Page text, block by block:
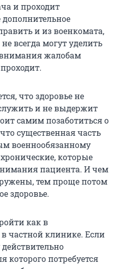
и проходит
дополнительное
и из военкомата,
всегда могут уделить
жалобам
что здоровье не
и не выдержит
самим позаботиться о
существенная часть
военнообязанному
которые
пациента. И чем
тем проще потом
здоровье.
как в
частной клинике. Если
которого потребуется